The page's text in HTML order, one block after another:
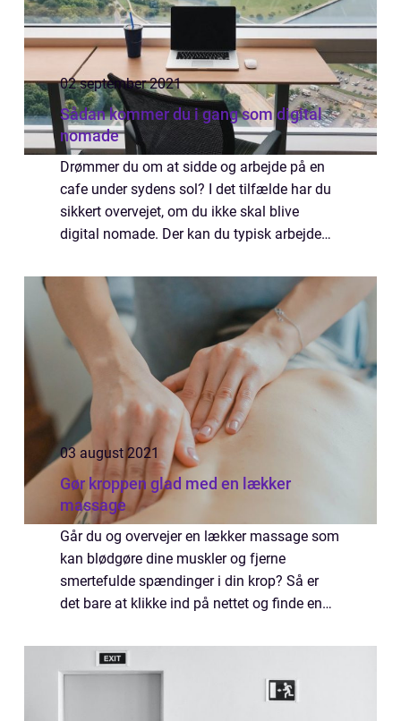
02 september 2021
Sådan kommer du i gang som digital
nomade
Drømmer du om at sidde og arbejde på en
cafe under sydens sol? I det tilfælde har du
sikkert overvejet, om du ikke skal blive
digital nomade. Der kan du typisk arbejde
for at arbejde alle steder i verden &#...
03 august 2021
Gør kroppen glad med en lækker
massage
Går du og overvejer en lækker massage som
kan blødgøre dine muskler og fjerne
smertefulde spændinger i din krop? Så er
det bare at klikke ind på nettet og finde en